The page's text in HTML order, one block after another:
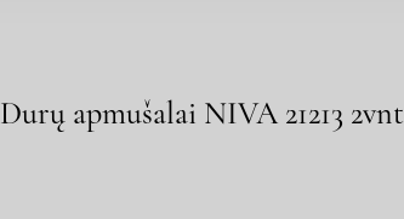
Durų apmušalai NIVA 21213 2vnt